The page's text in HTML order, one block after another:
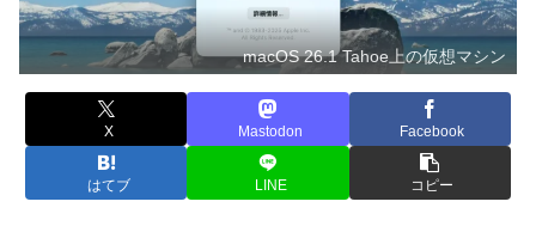
macOS 26.1 Tahoe上の仮想マシン
X Mastodon Facebook
はてブ LINE コピー